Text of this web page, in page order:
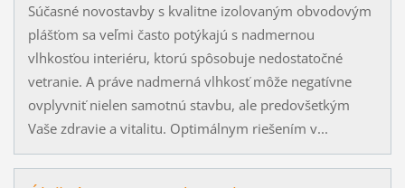
Súčasné novostavby s kvalitne izolovaným obvodovým
plášťom sa veľmi často potýkajú s nadmernou
vlhkosťou interiéru, ktorú spôsobuje nedostatočné
vetranie. A práve nadmerná vlhkosť môže negatívne
ovplyvniť nielen samotnú stavbu, ale predovšetkým
Vaše zdravie a vitalitu. Optimálnym riešením v...